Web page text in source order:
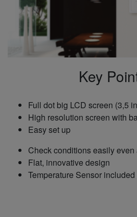
Key
Full dot big LCD screen (3,5
High resolution screen with
Easy set up
Check conditions easily
Flat, innovative design
Temperature Sensor